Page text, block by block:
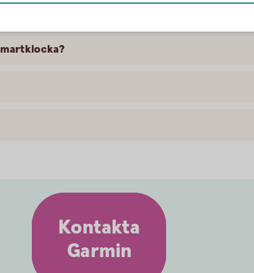
handlar med Garmin Pay?
Kontakta
Garmin